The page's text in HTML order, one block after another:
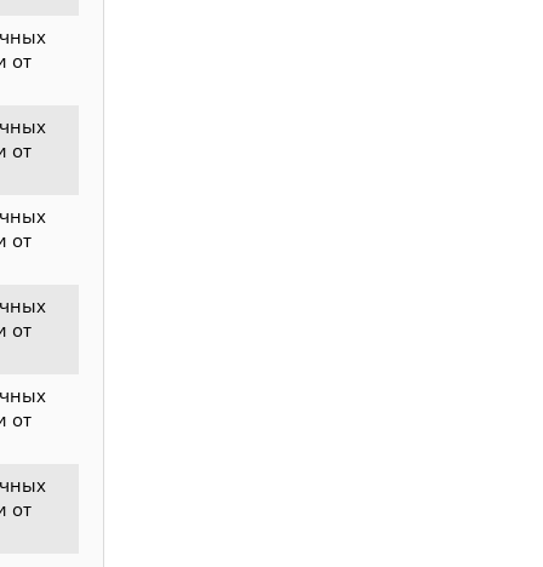
от
от
от
от
от
от